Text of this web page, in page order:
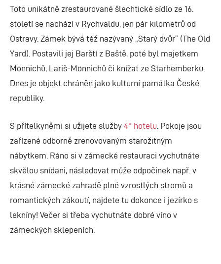
Toto unikátně zrestaurované šlechtické sídlo ze 16.
století se nachází v Rychvaldu, jen pár kilometrů od
Ostravy. Zámek bývá též nazývaný „Starý dvůr“ (The Old
Yard). Postavili jej Barští z Baště, poté byl majetkem
Mönnichů, Lariš-Mönnichů či knížat ze Starhemberku.
Dnes je objekt chráněn jako kulturní památka České
republiky.
S přítelkyněmi si užijete služby4* hotelu . Pokoje jsou
zařízené odborně zrenovovaným starožitným
nábytkem. Ráno si v zámecké restauraci vychutnáte
skvělou snídani, následovat může odpočinek např. v
krásné zámecké zahradě plné vzrostlých stromů a
romantických zákoutí, najdete tu dokonce i jezírko s
lekníny! Večer si třeba vychutnáte dobré víno v
zámeckých sklepeních.